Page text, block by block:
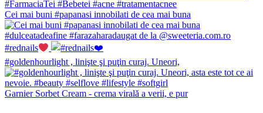
Cei mai buni #papanasi innobilati de cea mai buna
#rednails
#goldenhourlight , linişte şi puţin curaj. Uneori,
Garnier Sorbet Cream - crema virală a verii, e pur